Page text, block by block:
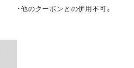
・他のクーポンとの併用不可。